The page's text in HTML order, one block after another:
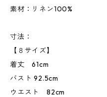
素材：リネン100%
寸法：
【８サイズ】
着丈 61cm
バスト 92.5cm
ウエスト 82cm